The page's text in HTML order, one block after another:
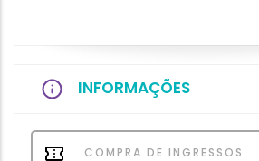
INFORMAÇÕES
COMPRA DE INGRESSOS